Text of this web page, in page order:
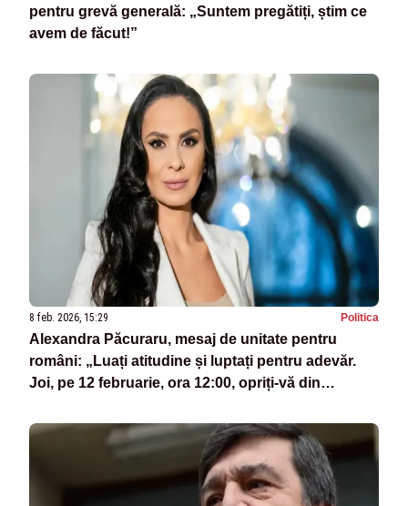
pentru grevă generală: „Suntem pregătiți, știm ce
avem de făcut!”
8 feb. 2026, 15:29 Politica
Alexandra Păcuraru, mesaj de unitate pentru
români: „Luați atitudine și luptați pentru adevăr.
Joi, pe 12 februarie, ora 12:00, opriți-vă din